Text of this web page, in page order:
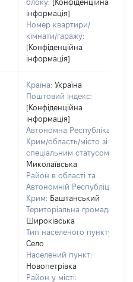
блоку: [Конфіденційна
інформація]
Номер квартири/
кімнати/гаражу:
[Конфіденційна
інформація]
Країна: Україна
Поштовий індекс:
[Конфіденційна
інформація]
Автономна Республіка
Крим/область/місто зі
спеціальним статусом:
Миколаївська
Район в області та
Автономній Республіці
Крим: Баштанський
Територіальна громада:
Широківська
Тип населеного пункту:
Село
Населений пункт:
Новопетрівка
Район у місті: